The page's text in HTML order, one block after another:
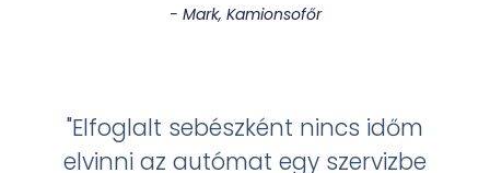
- Mark, Kamionsofőr
"Elfoglalt sebészként nincs időm
elvinni az autómat egy szervizbe